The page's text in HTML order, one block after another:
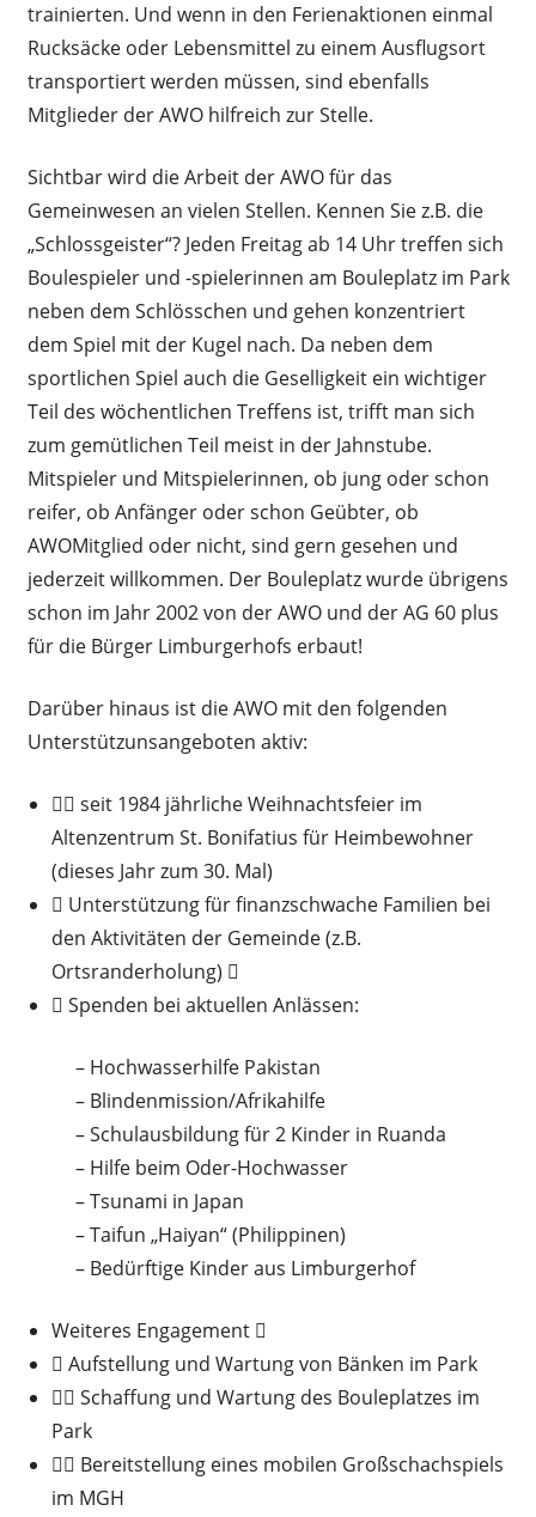
trainierten. Und wenn in den Ferienaktionen einmal
Rucksäcke oder Lebensmittel zu einem Ausflugsort
transportiert werden müssen, sind ebenfalls
Mitglieder der AWO hilfreich zur Stelle.
Sichtbar wird die Arbeit der AWO für das
Gemeinwesen an vielen Stellen. Kennen Sie z.B. die
„Schlossgeister“? Jeden Freitag ab 14 Uhr treffen sich
Boulespieler und -spielerinnen am Bouleplatz im Park
neben dem Schlösschen und gehen konzentriert
dem Spiel mit der Kugel nach. Da neben dem
sportlichen Spiel auch die Geselligkeit ein wichtiger
Teil des wöchentlichen Treffens ist, trifft man sich
zum gemütlichen Teil meist in der Jahnstube.
Mitspieler und Mitspielerinnen, ob jung oder schon
reifer, ob Anfänger oder schon Geübter, ob
AWOMitglied oder nicht, sind gern gesehen und
jederzeit willkommen. Der Bouleplatz wurde übrigens
schon im Jahr 2002 von der AWO und der AG 60 plus
für die Bürger Limburgerhofs erbaut!
Darüber hinaus ist die AWO mit den folgenden
Unterstützunsangeboten aktiv:
􀁴􀀁 seit 1984 jährliche Weihnachtsfeier im
Altenzentrum St. Bonifatius für Heimbewohner
(dieses Jahr zum 30. Mal)
􀀁 Unterstützung für finanzschwache Familien bei
den Aktivitäten der Gemeinde (z.B.
Ortsranderholung) 􀁴
􀀁 Spenden bei aktuellen Anlässen:
– Hochwasserhilfe Pakistan
– Blindenmission/Afrikahilfe
– Schulausbildung für 2 Kinder in Ruanda
– Hilfe beim Oder-Hochwasser
– Tsunami in Japan
– Taifun „Haiyan“ (Philippinen)
– Bedürftige Kinder aus Limburgerhof
Weiteres Engagement 􀁴
􀀁 Aufstellung und Wartung von Bänken im Park
􀁴􀀁 Schaffung und Wartung des Bouleplatzes im
Park
􀁴􀀁 Bereitstellung eines mobilen Großschachspiels
im MGH